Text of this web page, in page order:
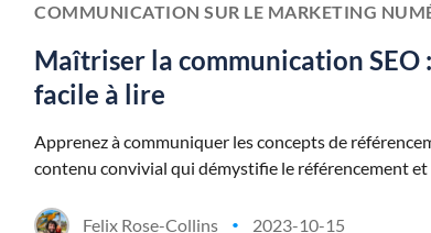
COMMUNICATION SUR LE MARKETING
Maîtriser la communication SEO
facile à lire
Apprenez à communiquer les concepts de
contenu convivial qui démystifie le référencement
Felix Rose-Collins • 2023-10-15